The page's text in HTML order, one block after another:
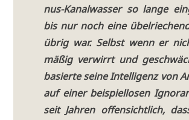
nus-Kanal­was­ser so lan­ge
bis nur noch eine
übrig war. Selbst wenn er
mä­ßig ver­wirrt und
basier­te sei­ne Intel­li­genz von
auf einer bei­spiel­lo­sen
seit Jah­ren offen­sicht­lich,